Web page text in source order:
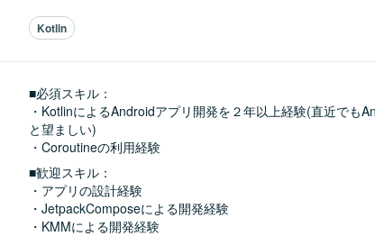
Kotlin
■必須スキル：
・KotlinによるAndroidアプリ開発を２年以上経験(直近でも
と望ましい)
・Coroutineの利用経験
■歓迎スキル：
・アプリの設計経験
・JetpackComposeによる開発経験
・KMMによる開発経験